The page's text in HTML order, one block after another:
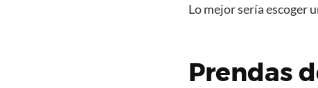
Lo mejor sería escoger
Prendas